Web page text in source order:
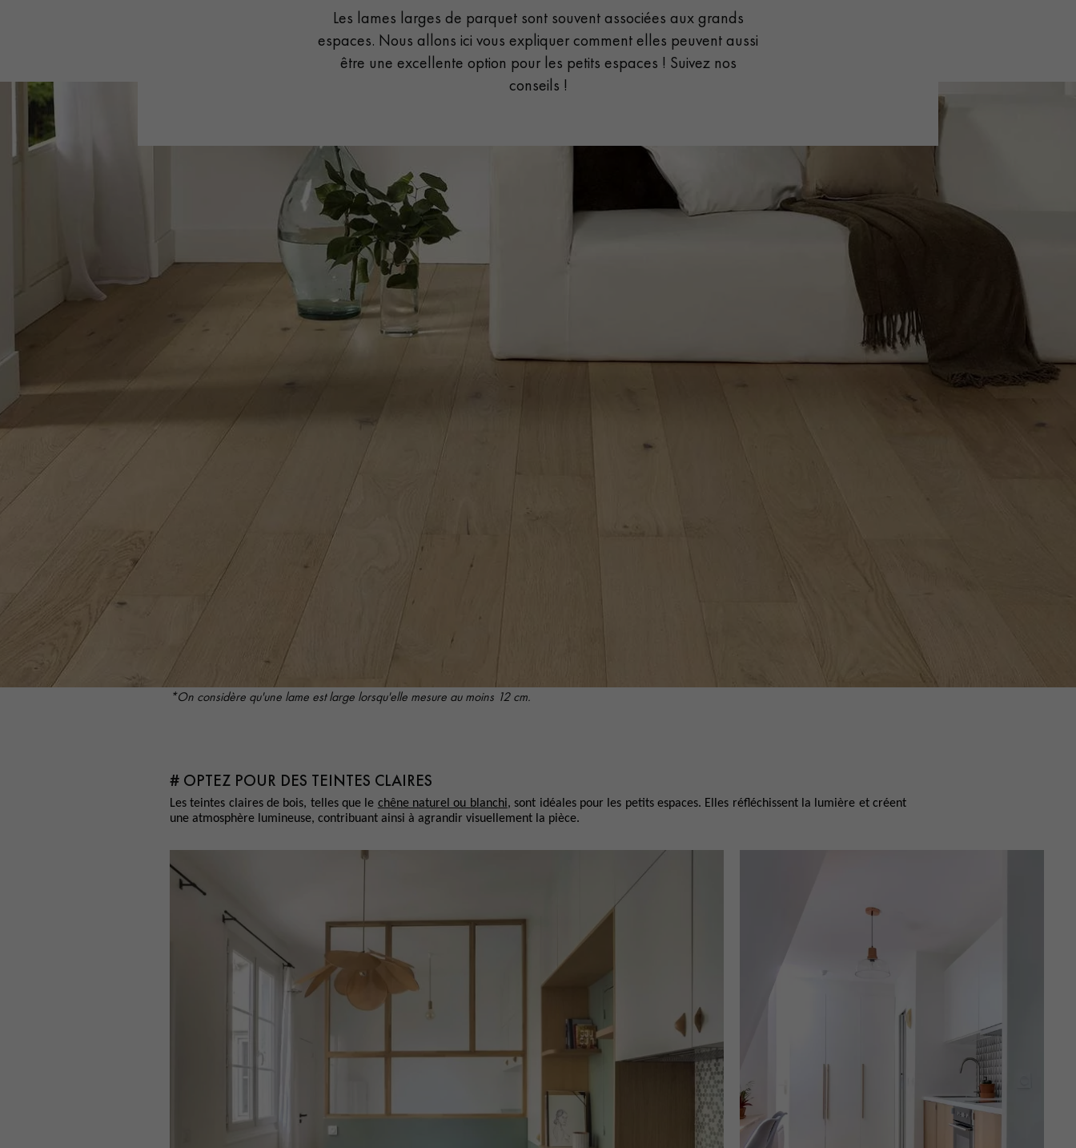
VOUS AVEZ UN PROJET ?
Nos experts sont à votre disposition pour vous guider pas à pas dans le choix et la pose de votre parquet.
Demandez un rendez-vous
Obtenez un devis gratuit !
Les lames larges de parquet sont souvent associées aux grands
espaces. Nous allons ici vous expliquer comment elles peuvent aussi
être une excellente option pour les petits espaces ! Suivez nos
conseils !
*On considère qu'une lame est large lorsqu'elle mesure au moins 12 cm.
# OPTEZ POUR DES TEINTES CLAIRES
Les teintes claires de bois, telles que le chêne naturel ou blanchi, sont idéales pour les petits espaces. Elles réfléchissent la lumière et créent
une atmosphère lumineuse, contribuant ainsi à agrandir visuellement la pièce.